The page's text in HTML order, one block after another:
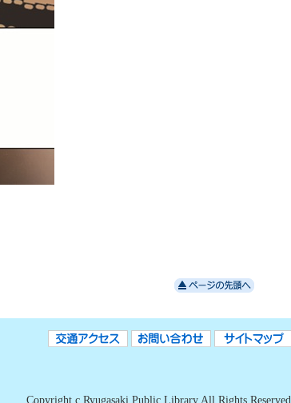
Copyright c Ryugasaki Public Library All Rights Reserved.